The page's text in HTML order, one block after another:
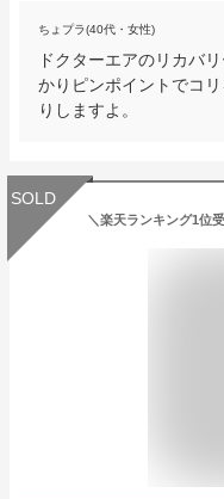
ちょプラ(40代・女性)
ドクターエアのリカバ
かりピンポイントでコ
りしますよ。
SOLD